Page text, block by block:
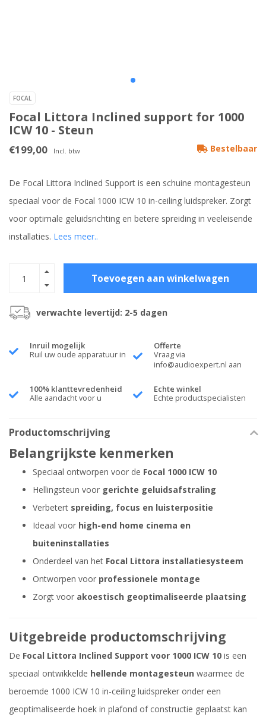
FOCAL
Focal Littora Inclined support for 1000
ICW 10 - Steun
€199,00 Incl. btw Bestelbaar
De Focal Littora Inclined Support is een schuine montage­steun
speciaal voor de Focal 1000 ICW 10 in-ceiling luidspreker. Zorgt
voor optimale geluidsrichting en betere spreiding in veeleisende
installaties. Lees meer..
Toevoegen aan winkelwagen
verwachte levertijd: 2-5 dagen
Inruil mogelijk
Ruil uw oude apparatuur in
Offerte
Vraag via
info@audioexpert.nl aan
100% klanttevredenheid
Alle aandacht voor u
Echte winkel
Echte productspecialisten
Productomschrijving
Belangrijkste kenmerken
Speciaal ontworpen voor de Focal 1000 ICW 10
Hellingsteun voor gerichte geluidsafstraling
Verbetert spreiding, focus en luisterpositie
Ideaal voor high-end home cinema en
buiteninstallaties
Onderdeel van het Focal Littora installatiesysteem
Ontworpen voor professionele montage
Zorgt voor akoestisch geoptimaliseerde plaatsing
Uitgebreide productomschrijving
De Focal Littora Inclined Support voor 1000 ICW 10 is een
speciaal ontwikkelde hellende montage­steun waarmee de
beroemde 1000 ICW 10 in-ceiling luidspreker onder een
geoptimaliseerde hoek in plafond of constructie geplaatst kan